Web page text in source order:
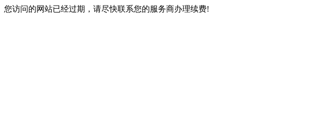
您访问的网站已经过期，请尽快联系您的服务商办理续费!